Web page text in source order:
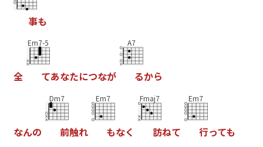
事も
全
Em7-5
てあなたにつなが
A7
るから
なんの
Dm7
前触れ
Em7
もなく
Fmaj7
訪ねて
Em7
行っても